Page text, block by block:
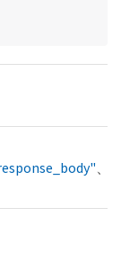
、